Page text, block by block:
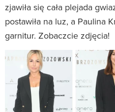
zjawiła się cała plejada
postawiła na luz, a Paulina
garnitur. Zobaczcie zdjęcia!